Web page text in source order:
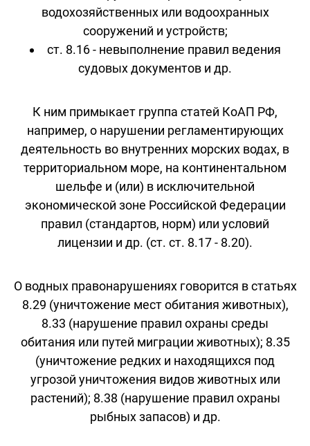
водохозяйственных или водоохранных
сооружений и устройств;
ст. 8.16 - невыполнение правил ведения
судовых документов и др.
К ним примыкает группа статей КоАП РФ,
например, о нарушении регламентирующих
деятельность во внутренних морских водах, в
территориальном море, на континентальном
шельфе и (или) в исключительной
экономической зоне Российской Федерации
правил (стандартов, норм) или условий
лицензии и др. (ст. ст. 8.17 - 8.20).
О водных правонарушениях говорится в статьях
8.29 (уничтожение мест обитания животных),
8.33 (нарушение правил охраны среды
обитания или путей миграции животных); 8.35
(уничтожение редких и находящихся под
угрозой уничтожения видов животных или
растений); 8.38 (нарушение правил охраны
рыбных запасов) и др.